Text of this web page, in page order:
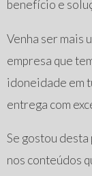
benefício e
Venha ser mais
empresa que
idoneidade em
entrega com
Se gostou
nos conteúdos